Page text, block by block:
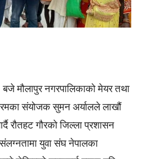
मौलापुर नगरपालिकाको मेयर तथा
संयोजक सुमन अर्यालले लाखौं
रौतहट गौरको जिल्ला प्रशासन
युवा संघ नेपालका